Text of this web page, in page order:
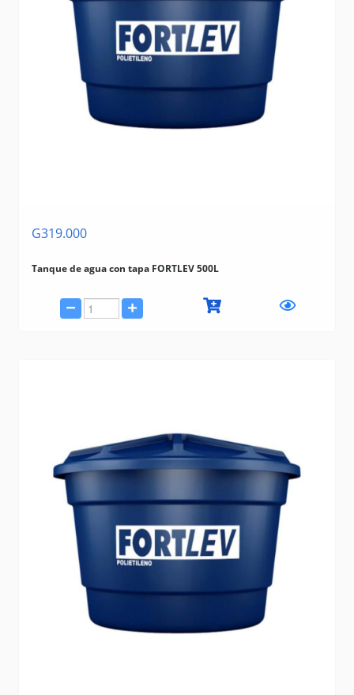
G319.000
Tanque de agua con tapa FORTLEV 500L